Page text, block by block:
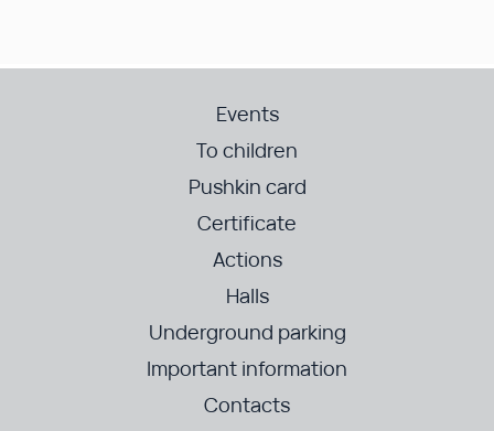
Events
To children
Pushkin card
Certificate
Actions
Halls
Underground parking
Important information
Contacts